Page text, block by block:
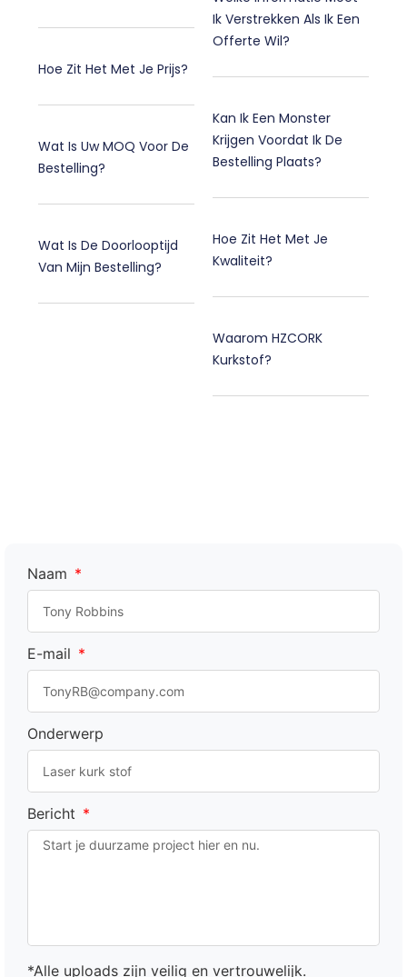
Hoe Zit Het Met Je Prijs?
Wat Is Uw MOQ Voor De
Bestelling?
Wat Is De Doorlooptijd
Van Mijn Bestelling?
Ik Verstrekken Als Ik Een
Offerte Wil?
Kan Ik Een Monster
Krijgen Voordat Ik De
Bestelling Plaats?
Hoe Zit Het Met Je
Kwaliteit?
Waarom HZCORK
Kurkstof?
Naam
E-mail
Onderwerp
Bericht
*Alle uploads zijn veilig en vertrouwelijk.